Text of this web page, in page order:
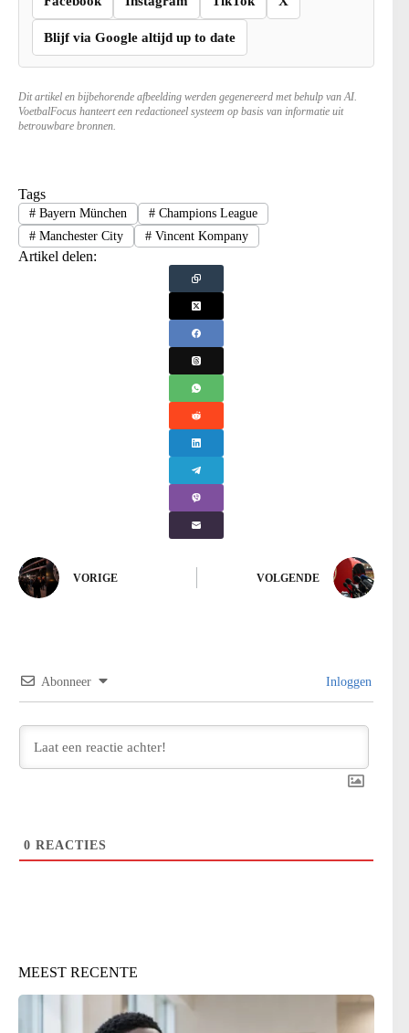
Blijf via Google altijd up to date
Dit artikel en bijbehorende afbeelding werden gegenereerd met behulp van AI.
VoetbalFocus hanteert een redactioneel systeem op basis van informatie uit
betrouwbare bronnen.
Tags
#Bayern München #Champions League
#Manchester City #Vincent Kompany
Artikel delen:
VORIGE VOLGENDE
Abonneer Inloggen
0 REACTIES
MEEST RECENTE